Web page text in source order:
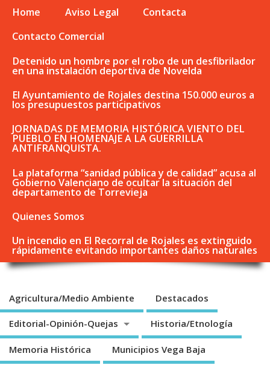
Home Aviso Legal
Contacta
Contacto Comercial
Detenido un hombre por el robo de un desfibrilador
en una instalación deportiva de Novelda
El Ayuntamiento de Rojales destina 150.000 euros a
los presupuestos participativos
JORNADAS DE MEMORIA HISTÓRICA VIENTO DEL
PUEBLO EN HOMENAJE A LA GUERRILLA
ANTIFRANQUISTA.
La plataforma “sanidad pública y de calidad” acusa al
Gobierno Valenciano de ocultar la situación del
departamento de Torrevieja
Quienes Somos
Un incendio en El Recorral de Rojales es extinguido
rápidamente evitando importantes daños naturales
Agricultura/Medio Ambiente Destacados
Editorial-Opinión-Quejas Historia/Etnología
Memoria Histórica Municipios Vega Baja